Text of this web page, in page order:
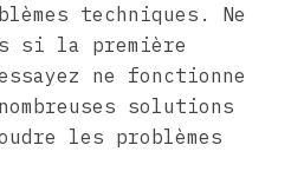
techniques. Ne
si la première
ne fonctionne
solutions
les problèmes